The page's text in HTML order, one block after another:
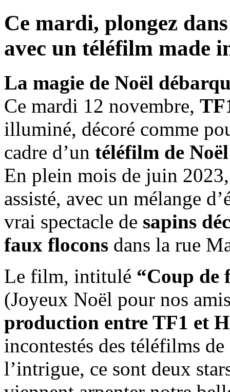
Ce mardi, plongez
avec un téléfilm made
La magie de Noël
Ce mardi 12 novembre,
illuminé, décoré comme
cadre d’un téléfilm de Noël
En plein mois de juin
assisté, avec un mélange
vrai spectacle de sapins
faux flocons dans la rue
Le film, intitulé “Coup de
(Joyeux Noël pour nos
production entre TF1 et
incontestés des téléfilms
l’intrigue, ce sont deux